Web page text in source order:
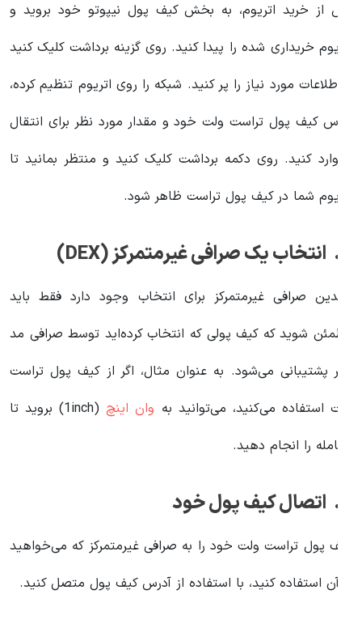
از خرید اتریوم، به بخش کیف پول نیپوتو خود بروید و
خریداری شده را پیدا کنید. روی گزینه برداشت کلیک کنید
اطلاعات مورد نیاز را پر کنید. شبکه را روی اتریوم تنظیم کرده،
کیف پول تراست ولت خود و مقدار مورد نظر برای انتقال
وارد کنید. روی دکمه برداشت کلیک کنید و منتظر بمانید تا
شما در کیف پول تراست ظاهر شود.
صرافی غیرمتمرکز برای انتخاب وجود دارد فقط باید
شوید که کیف پولی که انتخاب کرده‌اید توسط صرافی مد
پشتیبانی می‌شود. به عنوان مثال، اگر از کیف پول تراست
استفاده می‌کنید، می‌توانید بهوان اینچ
(1inch) بروید تا
را انجام دهید.
پول تراست ولت خود را به صرافی غیرمتمرکز که می‌خواهید
آن استفاده کنید، با استفاده از آدرس کیف پول متصل کنید.